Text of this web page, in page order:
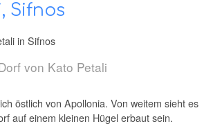
Sifnos
in Sifnos
von Kato Petali
östlich von Apollonia. Von weitem sieht es
auf einem kleinen Hügel erbaut sein.